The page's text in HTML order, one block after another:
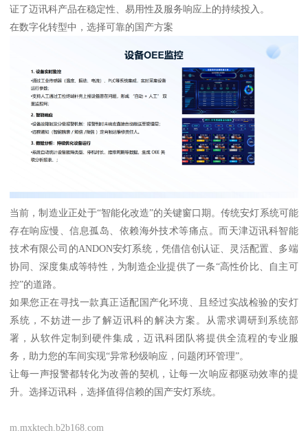
证了迈讯科产品在稳定性、易用性及服务响应上的持续投入。
在数字化转型中，选择可靠的国产方案
当前，制造业正处于“智能化改造”的关键窗口期。传统安灯系统可能
存在响应慢、信息孤岛、依赖海外技术等痛点。而天津迈讯科智能
技术有限公司的ANDON安灯系统，凭借信创认证、灵活配置、多端
协同、深度集成等特性，为制造企业提供了一条“高性价比、自主可
控”的道路。
如果您正在寻找一款真正适配国产化环境、且经过实战检验的安灯
系统，不妨进一步了解迈讯科的解决方案。从需求调研到系统部
署，从软件定制到硬件集成，迈讯科团队将提供全流程的专业服
务，助力您的车间实现“异常秒级响应，问题闭环管理”。
让每一声报警都转化为改善的契机，让每一次响应都驱动效率的提
升。选择迈讯科，选择值得信赖的国产安灯系统。
m.mxktech.b2b168.com